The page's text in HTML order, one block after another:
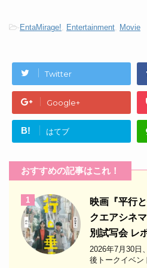
-EntaMirage!, Entertainment, Movie
Twitter
Google+
B! はてブ
おすすめの記事はこれ！
1
映画『平行
クエアシネ
別試写会 レ
2026年7月30日
後トークイベン